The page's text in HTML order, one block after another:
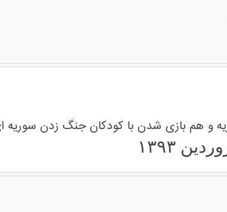
و هم بازی شدن با کودکان جنگ زدن سوریه